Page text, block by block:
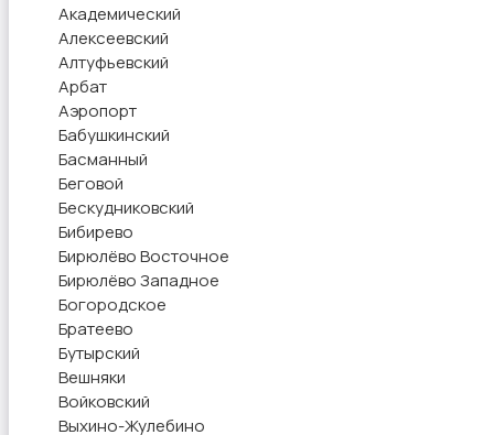
Академический
Алексеевский
Алтуфьевский
Арбат
Аэропорт
Бабушкинский
Басманный
Беговой
Бескудниковский
Бибирево
Бирюлёво Восточное
Бирюлёво Западное
Богородское
Братеево
Бутырский
Вешняки
Войковский
Выхино-Жулебино